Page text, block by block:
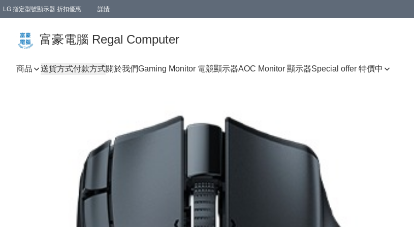
LG 指定型號顯示器 折扣優惠 詳情
富豪電腦 Regal Computer
商品 送貨方式付款方式關於我們Gaming Monitor 電競顯示器AOC Monitor 顯示器Special offer 特價中